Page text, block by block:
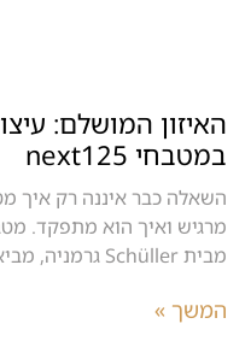
האיזון המושלם:
במטבחי next125
השאלה כבר איננה רק איך
מבית Schüller גרמניה, מביאים לידי
המשך »